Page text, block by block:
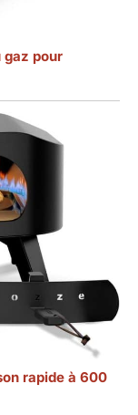
gaz pour
rapide à 600